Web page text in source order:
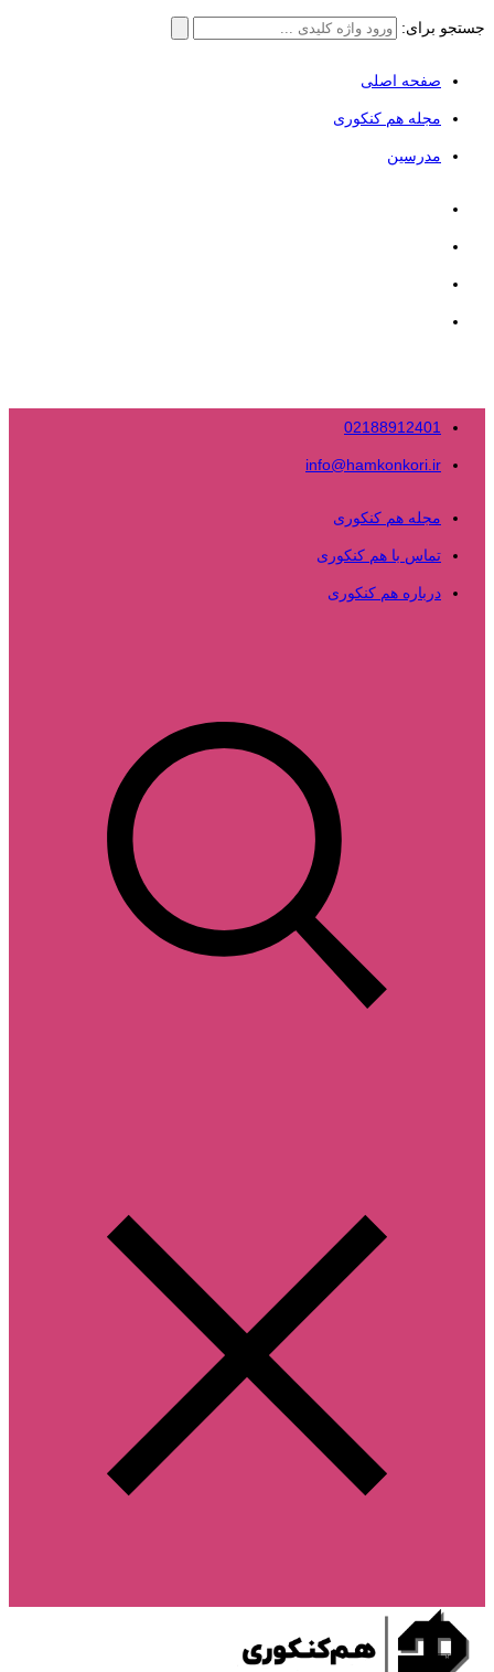
جستجو برای:
صفحه اصلی
مجله هم کنکوری
مدرسین
02188912401
info@hamkonkori.ir
مجله هم کنکوری
تماس با هم کنکوری
درباره هم کنکوری